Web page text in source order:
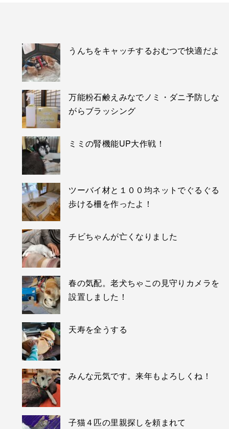
うんちをキャッチするおむつで快適だよ
万能粉石鹸えみなでノミ・ダニ予防しな
がらブラッシング
ミミの腎機能UP大作戦！
ツーバイ材と１００均ネットでぐるぐる
歩ける柵を作ったよ！
チビちゃんが亡くなりました
春の気配。老犬ちゃこの見守りカメラを
設置しました！
天寿を全うする
みんな元気です。来年もよろしくね！
子猫４匹の里親探しを頼まれて